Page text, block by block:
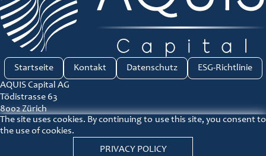
AQUIS Capital AG
Tödistrasse 63
8002 Zürich
Tel: +41 44 521 66 50
Startseite Kontakt Datenschutz ESG-Richtlinie
The site uses cookies. By continuing to use this site, you consent to
the use of cookies.
PRIVACY POLICY